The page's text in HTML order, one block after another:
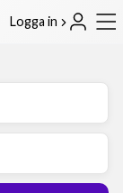
Logga in